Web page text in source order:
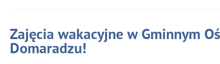
Zajęcia wakacyjne w Gminnym
Domaradzu!